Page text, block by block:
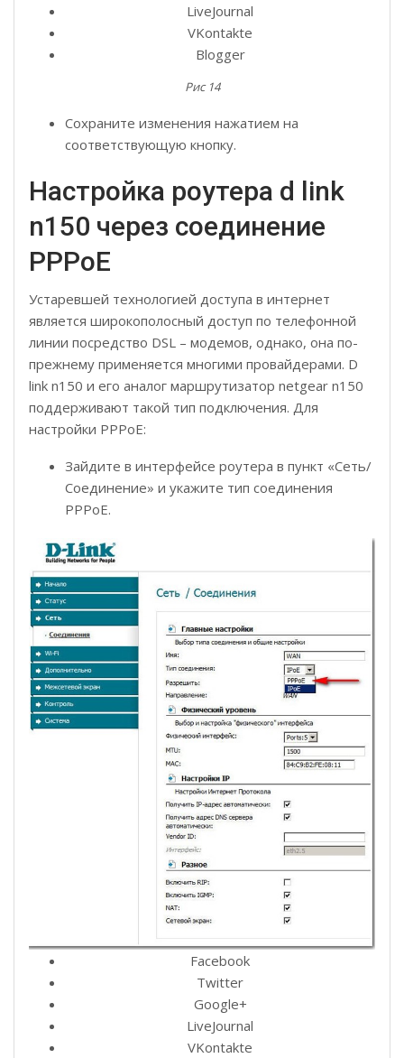
LiveJournal
VKontakte
Blogger
Рис 14
Сохраните изменения нажатием на
соответствующую кнопку.
Настройка роутера d link
n150 через соединение
PPPoE
Устаревшей технологией доступа в интернет
является широкополосный доступ по телефонной
линии посредство DSL – модемов, однако, она по-
прежнему применяется многими провайдерами. D
link n150 и его аналог маршрутизатор netgear n150
поддерживают такой тип подключения. Для
настройки PPPoE:
Зайдите в интерфейсе роутера в пункт «Сеть/
Соединение» и укажите тип соединения
PPPoE.
Facebook
Twitter
Google+
LiveJournal
VKontakte